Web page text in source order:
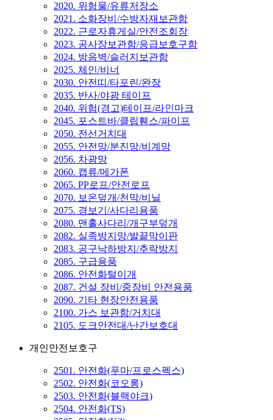
2020. 위험물/유류저장소
2021. 소화장비/수방자재보관함
2022. 근로자휴게실/안전조회장
2023. 공사장보관함/응급보호구함
2024. 방음벽/슬러지보관함
2025. 체인/비너
2030. 안전띠/타포린/완장
2035. 반사/야광 테이프
2040. 위험(경고)테이프/라인마크
2045. 포스트바/클립휀스/파이프
2050. 전선거치대
2055. 안전망/분진망/비계망
2056. 차광망
2060. 캡류/메가폰
2065. PP로프/안전로프
2070. 보온덮개/천막/비닐
2075. 경보기/사다리용품
2080. 맨홀사다리/개구부덮개
2082. 실족방지망/발끝막이판
2083. 공구낙하방지/추락방지
2085. 구급용품
2086. 안전화털이개
2087. 건설 장비/중장비 안전용품
2090. 기타 현장안전용품
2100. 가스 보관함/거치대
2105. 도크안전대/난간보호대
개인안전보호구
2501. 안전화(푸마/프로스펙스)
2502. 안전화(코오롱)
2503. 안전화(블랙야크)
2504. 안전화(TS)